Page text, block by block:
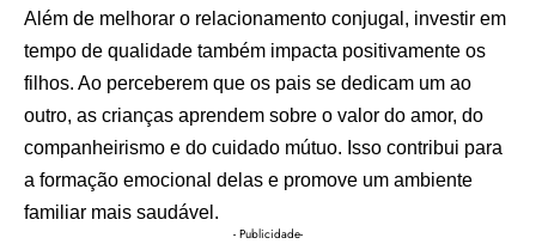
Além de melhorar o relacionamento conjugal, investir em
tempo de qualidade também impacta positivamente os
filhos. Ao perceberem que os pais se dedicam um ao
outro, as crianças aprendem sobre o valor do amor, do
companheirismo e do cuidado mútuo. Isso contribui para
a formação emocional delas e promove um ambiente
familiar mais saudável.
- Publicidade-